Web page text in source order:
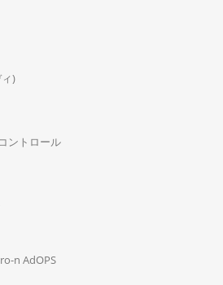
)
ントロール
n AdOPS